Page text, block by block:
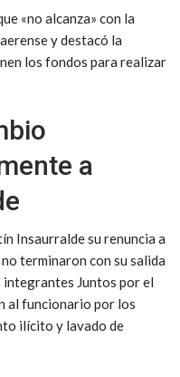
«no alcanza» con la
y destacó la
los fondos para realizar
a
Insaurralde su renuncia a
terminaron con su salida
Juntos por el
al funcionario por los
ilícito y lavado de